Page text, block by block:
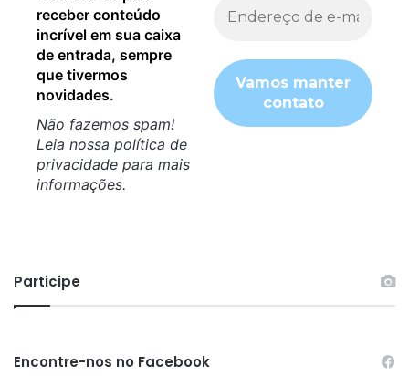
receber conteúdo
incrível em sua caixa
de entrada, sempre
que tivermos
novidades.
Não fazemos spam!
Leia nossa política de
privacidade para mais
informações.
Participe
Encontre-nos no Facebook